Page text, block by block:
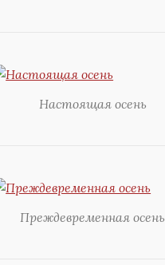
Настоящая осень
Преждевременная осень